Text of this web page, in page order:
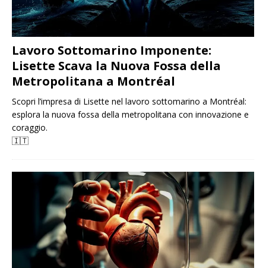
Lavoro Sottomarino Imponente:
Lisette Scava la Nuova Fossa della
Metropolitana a Montréal
Scopri l’impresa di Lisette nel lavoro sottomarino a Montréal:
esplora la nuova fossa della metropolitana con innovazione e
coraggio.
🇮🇹